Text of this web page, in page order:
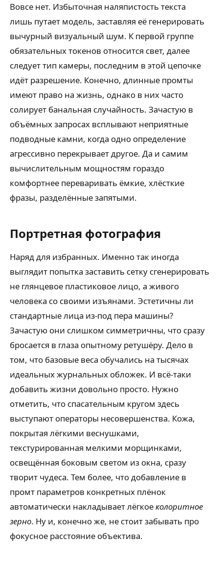
Вовсе нет. Избыточная наляпистость текста
лишь путает модель, заставляя её генерировать
вычурный визуальный шум. К первой группе
обязательных токенов относится свет, далее
следует тип камеры, последним в этой цепочке
идёт разрешение. Конечно, длинные промты
имеют право на жизнь, однако в них часто
солирует банальная случайность. Зачастую в
объёмных запросах всплывают неприятные
подводные камни, когда одно определение
агрессивно перекрывает другое. Да и самим
вычислительным мощностям гораздо
комфортнее переваривать ёмкие, хлёсткие
фразы, разделённые запятыми.
Портретная фотография
Наряд для избранных. Именно так иногда
выглядит попытка заставить сетку сгенерировать
не глянцевое пластиковое лицо, а живого
человека со своими изъянами. Эстетичны ли
стандартные лица из-под пера машины?
Зачастую они слишком симметричны, что сразу
бросается в глаза опытному ретушёру. Дело в
том, что базовые веса обучались на тысячах
идеальных журнальных обложек. И всё-таки
добавить жизни довольно просто. Нужно
отметить, что спасательным кругом здесь
выступают операторы несовершенства. Кожа,
покрытая лёгкими веснушками,
текстурированная мелкими морщинками,
освещённая боковым светом из окна, сразу
творит чудеса. Тем более, что добавление в
промт параметров конкретных плёнок
автоматически накладывает лёгкоеколоритное
зерно. Ну и, конечно же, не стоит забывать про
фокусное расстояние объектива.